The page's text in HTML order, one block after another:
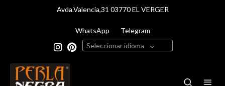
Avda.Valencia,31 03770 EL VERGER
WhatsApp
Telegram
Seleccionar idioma